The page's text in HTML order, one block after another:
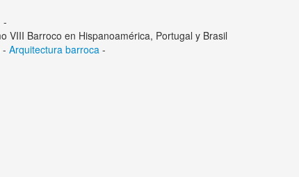
-
VIII Barroco en Hispanoamérica, Portugal y Brasil
- Arquitectura barroca-